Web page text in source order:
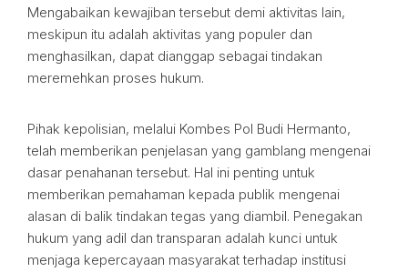
Mengabaikan kewajiban tersebut demi aktivitas lain,
meskipun itu adalah aktivitas yang populer dan
menghasilkan, dapat dianggap sebagai tindakan
meremehkan proses hukum.
Pihak kepolisian, melalui Kombes Pol Budi Hermanto,
telah memberikan penjelasan yang gamblang mengenai
dasar penahanan tersebut. Hal ini penting untuk
memberikan pemahaman kepada publik mengenai
alasan di balik tindakan tegas yang diambil. Penegakan
hukum yang adil dan transparan adalah kunci untuk
menjaga kepercayaan masyarakat terhadap institusi